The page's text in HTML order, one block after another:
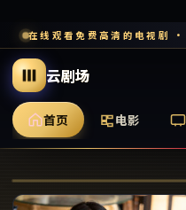
云剧场
首页 电影